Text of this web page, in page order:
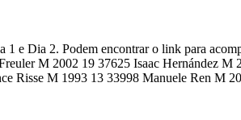
1 e Dia 2. Podem encontrar o link para
M 2002 19 37625 Isaac Hernández
Risse M 1993 13 33998 Manuele Ren